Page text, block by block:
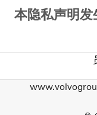
本隐私声明